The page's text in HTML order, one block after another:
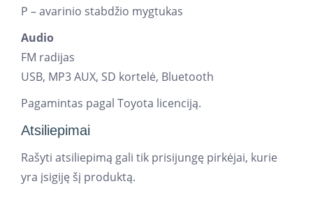
P – avarinio stabdžio mygtukas
Audio
FM radijas
USB, MP3 AUX, SD kortelė, Bluetooth
Pagamintas pagal Toyota licenciją.
Atsiliepimai
Rašyti atsiliepimą gali tik prisijungę pirkėjai, kurie
yra įsigiję šį produktą.